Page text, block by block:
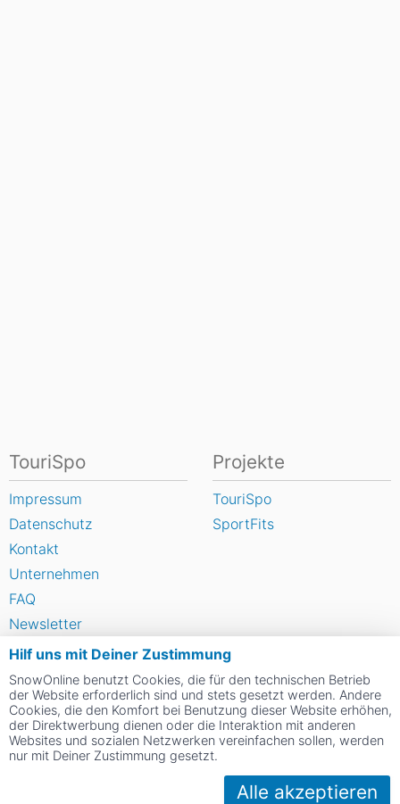
Hilf uns mit Deiner Zustimmung
SnowOnline benutzt Cookies, die für den technischen Betrieb
der Website erforderlich sind und stets gesetzt werden. Andere
Cookies, die den Komfort bei Benutzung dieser Website erhöhen,
der Direktwerbung dienen oder die Interaktion mit anderen
Websites und sozialen Netzwerken vereinfachen sollen, werden
nur mit Deiner Zustimmung gesetzt.
Alle akzeptieren
TouriSpo
Impressum
Datenschutz
Kontakt
Unternehmen
FAQ
Newsletter
Widget
Umfragen
Skigebiet bewerten
Projekte
TouriSpo
SportFits
Social Web